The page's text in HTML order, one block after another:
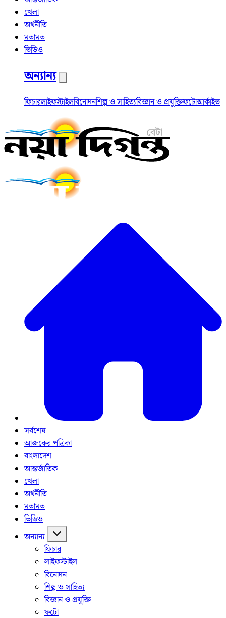
খেলা
অর্থনীতি
মতামত
ভিডিও
অন্যান্য
ফিচারলাইফস্টাইলবিনোদনশিল্প ও সাহিত্যবিজ্ঞান ও প্রযুক্তিফটোআর্কাইভ
সর্বশেষ
আজকের পত্রিকা
বাংলাদেশ
আন্তর্জাতিক
খেলা
অর্থনীতি
মতামত
ভিডিও
অন্যান্য
ফিচার
লাইফস্টাইল
বিনোদন
শিল্প ও সাহিত্য
বিজ্ঞান ও প্রযুক্তি
ফটো